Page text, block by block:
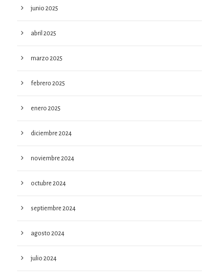
junio 2025
abril 2025
marzo 2025
febrero 2025
enero 2025
diciembre 2024
noviembre 2024
octubre 2024
septiembre 2024
agosto 2024
julio 2024